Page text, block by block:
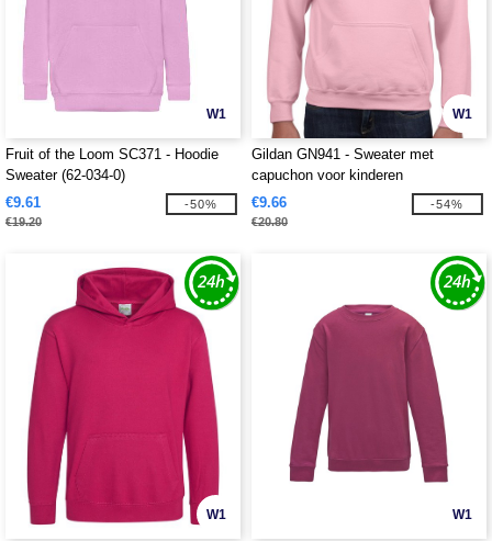
W1
Fruit of the Loom SC371 - Hoodie
Sweater (62-034-0)
€9.61
€19.20
-50%
W1
Gildan GN941 - Sweater met
capuchon voor kinderen
€9.66
€20.80
-54%
W1 W1